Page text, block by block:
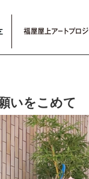
いをこめて